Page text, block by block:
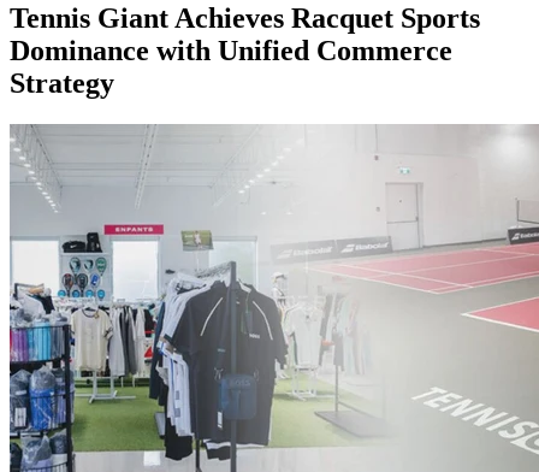
Tennis Giant Achieves Racquet Sports
Dominance with Unified Commerce
Strategy